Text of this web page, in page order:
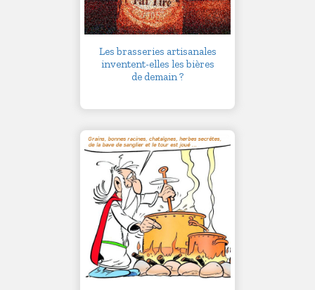
Les brasseries artisanales
inventent-elles les bières
de demain ?